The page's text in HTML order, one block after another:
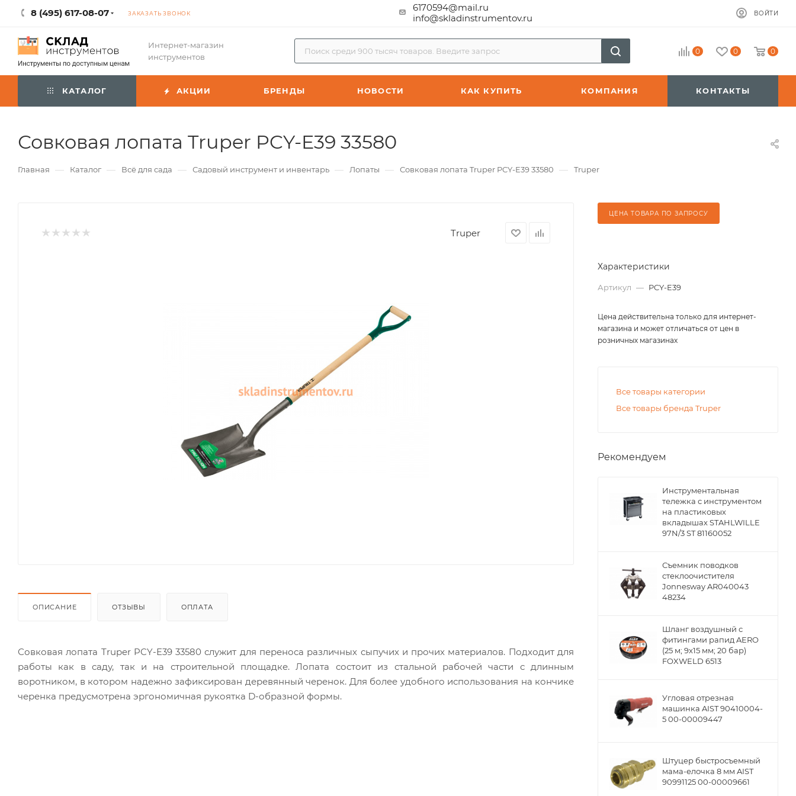
8 (495) 617-08-07 ЗАКАЗАТЬ ЗВОНОК
6170594@mail.ru
info@skladinstrumentov.ru
ВОЙТИ
Интернет-магазин
инструментов
0 0 0
КАТАЛОГ АКЦИИ БРЕНДЫ НОВОСТИ КАК КУПИТЬ КОМПАНИЯ КОНТАКТЫ
Совковая лопата Truper PCY-E39 33580
Главная — Каталог — Всё для сада — Садовый инструмент и инвентарь — Лопаты — Совковая лопата Truper PCY-E39 33580 — Truper
Truper
ОПИСАНИЕ ОТЗЫВЫ ОПЛАТА
Совковая лопата Truper PCY-E39 33580 служит для переноса различных сыпучих и прочих материалов. Подходит для
работы как в саду, так и на строительной площадке. Лопата состоит из стальной рабочей части с длинным
воротником, в котором надежно зафиксирован деревянный черенок. Для более удобного использования на кончике
черенка предусмотрена эргономичная рукоятка D-образной формы.
ЦЕНА ТОВАРА ПО ЗАПРОСУ
Характеристики
Артикул — PCY-E39
Цена действительна только для интернет-
магазина и может отличаться от цен в
розничных магазинах
Все товары категории
Все товары бренда Truper
Рекомендуем
Инструментальная
тележка с инструментом
на пластиковых
вкладышах STAHLWILLE
97N/3 ST 81160052
Съемник поводков
стеклоочистителя
Jonnesway AR040043
48234
Шланг воздушный с
фитингами рапид AERO
(25 м; 9x15 мм; 20 бар)
FOXWELD 6513
Угловая отрезная
машинка AIST 90410004-
5 00-00009447
Штуцер быстросъемный
мама-елочка 8 мм AIST
90991125 00-00009661